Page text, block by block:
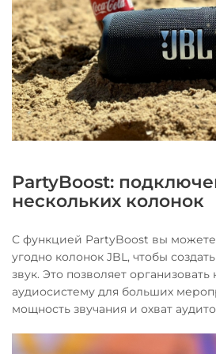
PartyBoost:
нескольких колонок
С функцией PartyBoost вы можете
угодно колонок JBL, чтобы
звук. Это позволяет
аудиосистему для больших
мощность звучания и охват